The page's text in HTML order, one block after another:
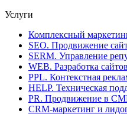
Услуги
Комплексный
SEO. Продвижение
SERM. Управление
WEB. Разработка сайтов
PPL. Контекстная
HELP. Техническая
PR. Продвижение в
CRM-маркетинг и